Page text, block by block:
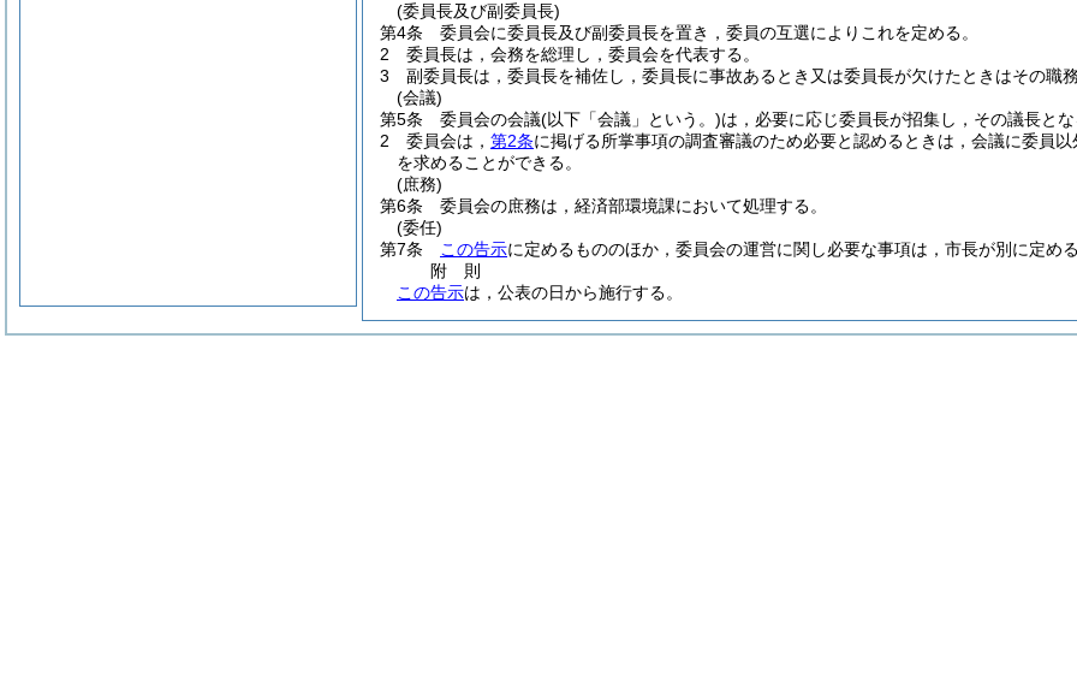
(委員長及び副委員長)
第4条
委員会に委員長及び副委員長を置き，委員の互選によりこれを定める。
2
委員長は，会務を総理し，委員会を代表する。
3
副委員長は，委員長を補佐し，委員長に事故あるとき又は委員長が欠けたときはその職
(会議)
第5条
委員会の会議(以下「会議」という。)は，必要に応じ委員長が招集し，その議長と
2
委員会は， 第2条に掲げる所掌事項の調査審議のため必要と認めるときは，会議に委員
を求めることができる。
(庶務)
第6条
委員会の庶務は，経済部環境課において処理する。
(委任)
第7条
この告示に定めるもののほか，委員会の運営に関し必要な事項は，市長が別に定め
附 則
この告示は，公表の日から施行する。